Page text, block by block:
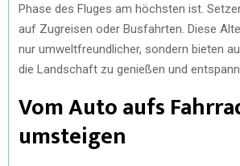
Phase des Fluges am höchsten ist.
auf Zugreisen oder Busfahrten. Diese
nur umweltfreundlicher, sondern bieten
die Landschaft zu genießen und
Vom Auto aufs
umsteigen